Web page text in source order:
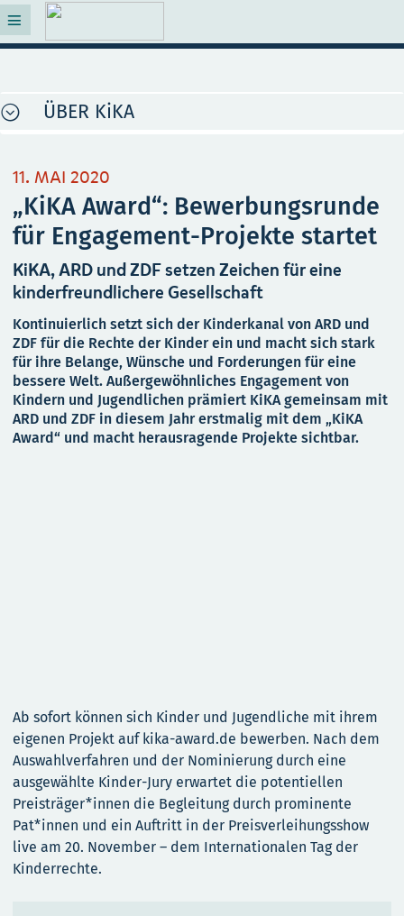
ÜBER KiKA
11. MAI 2020
„KiKA Award“: Bewerbungsrunde
für Engagement-Projekte startet
KiKA, ARD und ZDF setzen Zeichen für eine
kinderfreundlichere Gesellschaft
Kontinuierlich setzt sich der Kinderkanal von ARD und
ZDF für die Rechte der Kinder ein und macht sich stark
für ihre Belange, Wünsche und Forderungen für eine
bessere Welt. Außergewöhnliches Engagement von
Kindern und Jugendlichen prämiert KiKA gemeinsam mit
ARD und ZDF in diesem Jahr erstmalig mit dem „KiKA
Award“ und macht herausragende Projekte sichtbar.
Ab sofort können sich Kinder und Jugendliche mit ihrem
eigenen Projekt auf kika-award.de bewerben. Nach dem
Auswahlverfahren und der Nominierung durch eine
ausgewählte Kinder-Jury erwartet die potentiellen
Preisträger*innen die Begleitung durch prominente
Pat*innen und ein Auftritt in der Preisverleihungsshow
live am 20. November – dem Internationalen Tag der
Kinderrechte.